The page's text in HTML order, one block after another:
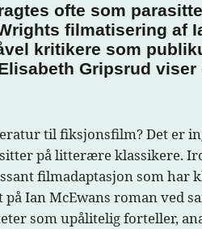
ofte som
filmatisering af
kritikere som
Gripsrud
til fiksjonsfilm? Det er
på litterære klassikere.
filmadaptasjon som
på Ian McEwans roman ved
som upålitelig forteller,